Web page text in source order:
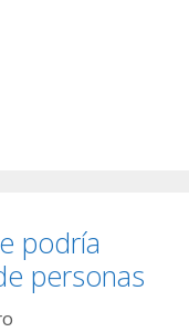
podría
personas